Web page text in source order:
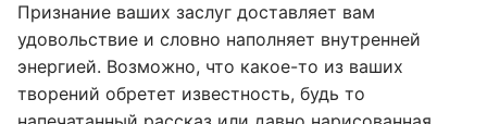
Признание ваших заслуг доставляет вам
удовольствие и словно наполняет внутренней
энергией. Возможно, что какое-то из ваших
творений обретет известность, будь то